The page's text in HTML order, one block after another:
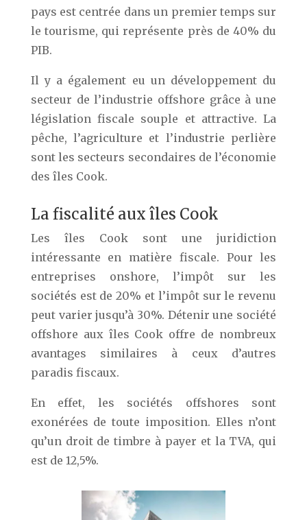
pays est centrée dans un premier temps sur
le tourisme, qui représente près de 40% du
PIB.
Il y a également eu un développement du
secteur de l’industrie offshore grâce à une
législation fiscale souple et attractive. La
pêche, l’agriculture et l’industrie perlière
sont les secteurs secondaires de l’économie
des îles Cook.
La fiscalité aux îles Cook
Les îles Cook sont une juridiction
intéressante en matière fiscale. Pour les
entreprises onshore, l’impôt sur les
sociétés est de 20% et l’impôt sur le revenu
peut varier jusqu’à 30%. Détenir une société
offshore aux îles Cook offre de nombreux
avantages similaires à ceux d’autres
paradis fiscaux.
En effet, les sociétés offshores sont
exonérées de toute imposition. Elles n’ont
qu’un droit de timbre à payer et la TVA, qui
est de 12,5%.